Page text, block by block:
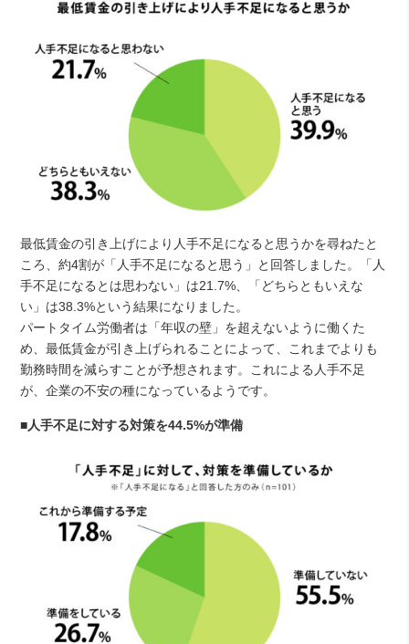
最低賃金の引き上げにより人手不足になると思うかを尋ねたと
ころ、約4割が「人手不足になると思う」と回答しました。「人
手不足になるとは思わない」は21.7%、「どちらともいえな
い」は38.3%という結果になりました。
パートタイム労働者は「年収の壁」を超えないように働くた
め、最低賃金が引き上げられることによって、これまでよりも
勤務時間を減らすことが予想されます。これによる人手不足
が、企業の不安の種になっているようです。
■人手不足に対する対策を44.5%が準備